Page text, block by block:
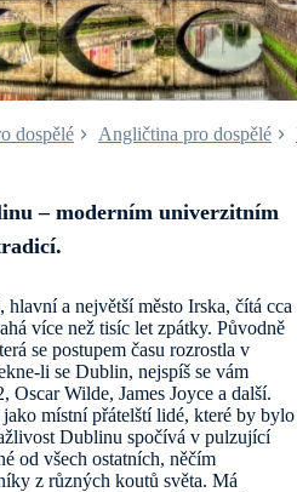
dospělé Angličtina pro dospělé
– moderním univerzitním
a největší město Irska, čítá cca
více než tisíc let zpátky. Původně
se postupem času rozrostla v
li se Dublin, nejspíš se vám
Wilde, James Joyce a další.
místní přátelští lidé, které by bylo
Dublinu spočívá v pulzující
od všech ostatních, něčím
z různých koutů světa. Má